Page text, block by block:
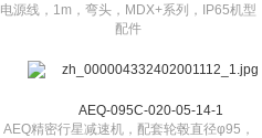
电源线，1m，弯头，MDX+系列，IP65机型
配件
AEQ-095C-020-05-14-1
AEQ精密行星减速机，配套轮毂直径φ95，